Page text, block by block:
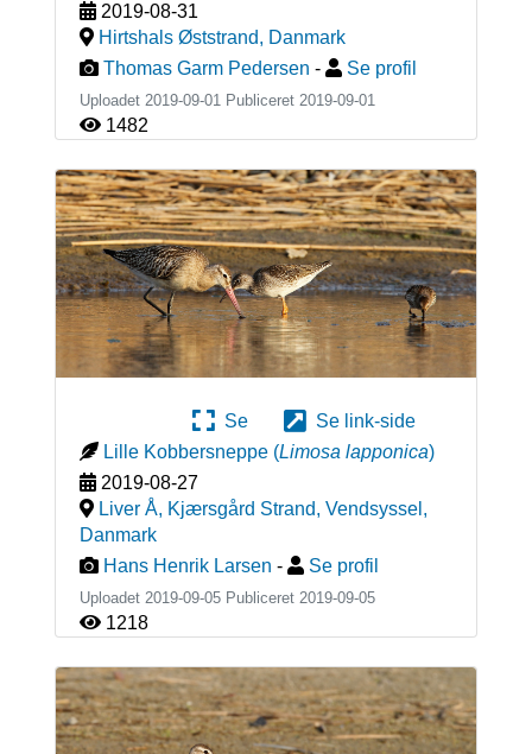
2019-08-31
Hirtshals Øststrand, Danmark
Thomas Garm Pedersen - Se profil
Uploadet 2019-09-01 Publiceret 2019-09-01
1482
Se
Se link-side
Lille Kobbersneppe (Limosa lapponica)
2019-08-27
Liver Å, Kjærsgård Strand, Vendsyssel ,
Danmark
Hans Henrik Larsen - Se profil
Uploadet 2019-09-05 Publiceret 2019-09-05
1218